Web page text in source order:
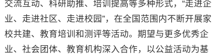
交流互动、科研助推、培训提高等多种形式，“走进企
业、走进社区、走进校园”，在全国范围内不断开展家
校共建、教育培训和测评等活动。期望与更多优秀企
业、社会团体、教育机构深入合作，以公益活动为基